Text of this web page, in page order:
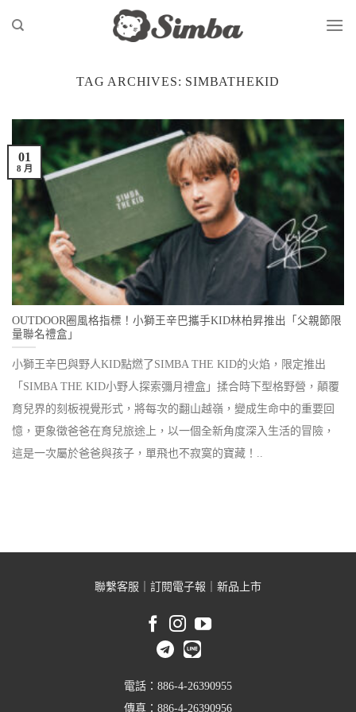
TAG ARCHIVES: SIMBATHEKID
OUTDOOR圈風格指標！小獅王辛巴攜手KID林柏昇推出「父親節限
量聯名禮盒」
小獅王辛巴與野人KID點燃了SIMBA THE KID的火焰，限定推出
「SIMBA THE KID小野人探索彌月禮盒」揉合時下型格野營，顛覆
育兒界的刻板視覺形式，將每次的翻山越嶺，變成生命中的重要回
憶，更象徵爸爸在育兒旅途上，以一個全新角度深入生活的冒險，
這是一次屬於爸爸與孩子，單飛也不寂寞的寶藏！..
01
8 月
聯繫客服 訂閱電子報 新品上市
電話：886-4-26390955
傳真：886-4-26390956